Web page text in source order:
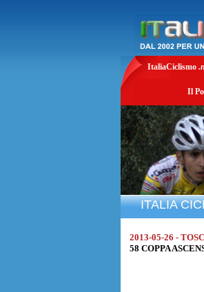
ItaliaCiclismo
Il
ITALIA
2013-05-26 -
58 COPPA